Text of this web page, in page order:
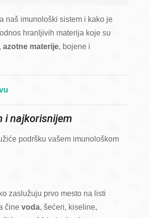
naš imunološki sistem i kako je
hranljivih materija koje su
azotne materije, bojene i
i najkorisnijem
podršku vašem imunološkom
zaslužuju prvo mesto na listi
čine voda, šećeri, kiseline,